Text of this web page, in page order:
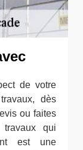
de votre
dès
ou faites
qui
est une